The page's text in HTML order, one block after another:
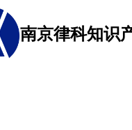
南京律科知识